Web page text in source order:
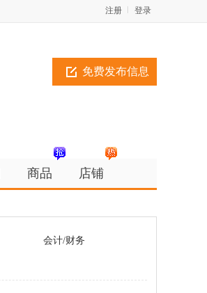
登录
注册
免费发布信息
商品 店铺
会计/财务